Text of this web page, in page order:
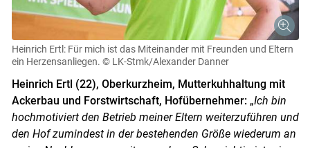
Heinrich Ertl: Für mich ist das Miteinander mit Freunden und Eltern
ein Herzensanliegen. © LK-Stmk/Alexander Danner
Heinrich Ertl (22), Oberkurzheim, Mutterkuhhaltung mit
Ackerbau und Forstwirtschaft, Hofübernehmer:„Ich bin
hochmotiviert den Betrieb meiner Eltern weiterzuführen und
den Hof zumindest in der bestehenden Größe wiederum an